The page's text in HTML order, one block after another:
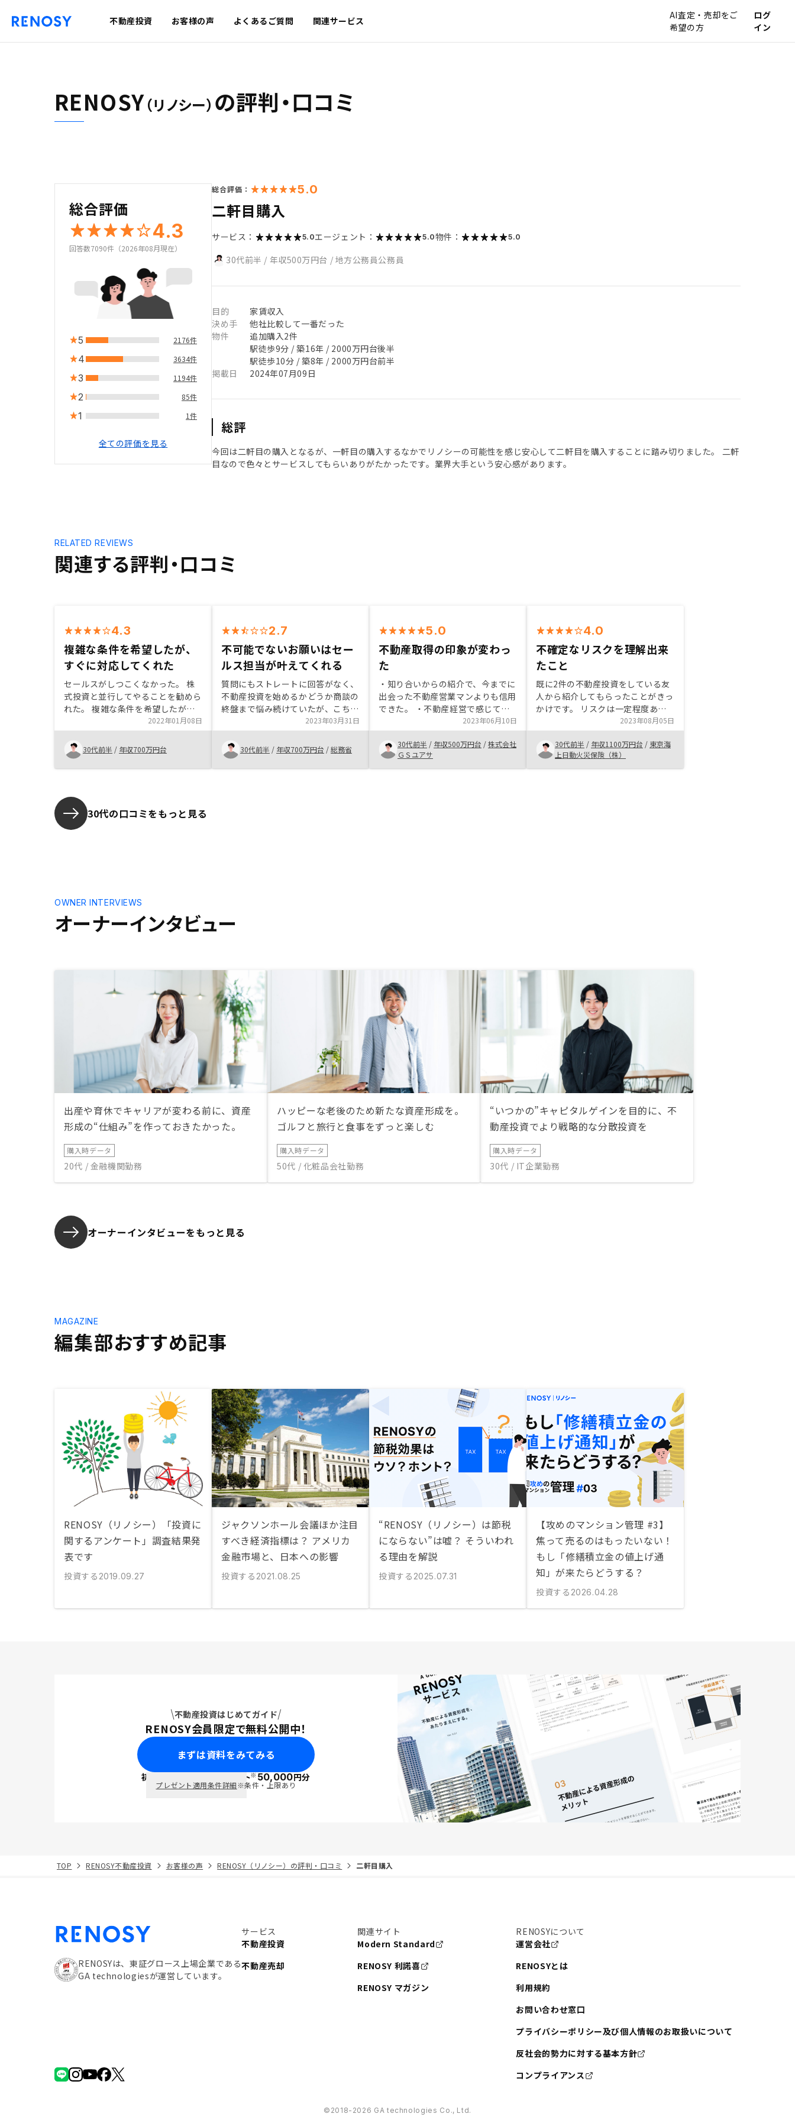
不動産投資 お客様の声 よくあるご質問 関連サービス
AI査定・売却をご
希望の方
ログ
イン
RENOSY（リノシー） の評判・口コミ
総合評価
4.3
回答数7090件（2026年08月現在）
5 2176件
4 3634件
3 1194件
2 85件
1 1件
全ての評価を見る
総合評価： 5.0
二軒目購入
サービス： 5.0エージェント： 5.0物件： 5.0
30代前半 / 年収500万円台 / 地方公務員公務員
目的
家賃収入
決め手
他社比較して一番だった
物件
追加購入2件
駅徒歩9分 / 築16年 / 2000万円台後半
駅徒歩10分 / 築8年 / 2000万円台前半
掲載日
2024年07月09日
総評
今回は二軒目の購入となるが、一軒目の購入するなかでリノシーの可能性を感じ安心して二軒目を購入することに踏み切りました。 二軒
目なので色々とサービスしてもらいありがたかったです。業界大手という安心感があります。
関連する評判・口コミ
RELATED REVIEWS
4.3
複雑な条件を希望したが、
すぐに対応してくれた
セールスがしつこくなかった。 株
式投資と並行してやることを勧めら
れた。 複雑な条件を希望したが、
そちらに合う物件を見つけてくださ
り紹介していただいた。 駅徒歩1分
の非常に良い物件を紹介していただ
けた。Web面談(複数回)でセールス
のプライベートな自己紹介を何度も
しないので自分としては不必要に感
じた。
2022年01月08日
30代前半 / 年収700万円台
2.7
不可能でないお願いはセー
ルス担当が叶えてくれる
質問にもストレートに回答がなく、
不動産投資を始めるかどうか商談の
終盤まで悩み続けていたが、こちら
が提示したいくつかあった難しい要
求について全て対応していただけた
ことと、最終最後に実質的に大幅な
値引きをしていただけたので安心し
て始めることができたと思う。ファ
2023年03月31日
30代前半 / 年収700万円台 /総務省
5.0
不動産取得の印象が変わっ
た
・知り合いからの紹介で、今までに
出会った不動産営業マンよりも信用
できた。 ・不動産経営で感じてい
た不安や疑問に対して丁寧に説明し
てくれて解消された。 ・プランの
種類が豊富で、ネオインカムプラン
など突発的な支出を抑えられるな
ど、大きな支出が出ないようにシス
2023年06月10日
30代前半 / 年収500万円台 /株式会社
ＧＳユアサ
4.0
不確定なリスクを理解出来
たこと
既に2件の不動産投資をしている友
人から紹介してもらったことがきっ
かけです。 リスクは一定程度ある
ものの、信用を活用出来るうちに有
効活用したいとの思いがあり、購入
を決めました。 どのようなリスク
が想定されるかを正しく理解した上
で、それらの不確定要素が（将来の
2023年08月05日
30代前半 / 年収1100万円台 / 東京海
上日動火災保険（株）
30代の口コミをもっと見る
オーナーインタビュー
OWNER INTERVIEWS
出産や育休でキャリアが変わる前に、資産
形成の“仕組み”を作っておきたかった。
購入時データ
20代 / 金融機関勤務
ハッピーな老後のため新たな資産形成を。
ゴルフと旅行と食事をずっと楽しむ
購入時データ
50代 / 化粧品会社勤務
“いつかの”キャピタルゲインを目的に、不
動産投資でより戦略的な分散投資を
購入時データ
30代 / IT企業勤務
オーナーインタビューをもっと見る
編集部おすすめ記事
MAGAZINE
RENOSY（リノシー）「投資に
関するアンケート」調査結果発
表です
投資する 2019.09.27
ジャクソンホール会議ほか注目
すべき経済指標は？ アメリカ
金融市場と、日本への影響
投資する 2021.08.25
“RENOSY（リノシー）は節税
にならない”は嘘？ そういわれ
る理由を解説
投資する 2025.07.31
【攻めのマンション管理 #3】
焦って売るのはもったいない！
もし「修繕積立金の値上げ通
知」が来たらどうする？
投資する 2026.04.28
不動産投資はじめてガイド
RENOSY会員限定で無料公開中！
まずは資料をみてみる
初回面談で ポイント※50,000円分
プレゼント適用条件詳細※条件・上限あり
TOP RENOSY不動産投資 お客様の声 RENOSY（リノシー）の評判・口コミ 二軒目購入
RENOSYは、東証グロース上場企業である
GA technologiesが運営しています。
サービス
不動産投資
不動産売却
関連サイト
Modern Standard
RENOSY 利諾喜
RENOSY マガジン
RENOSYについて
運営会社
RENOSYとは
利用規約
お問い合わせ窓口
プライバシーポリシー及び個人情報のお取扱いについて
反社会的勢力に対する基本方針
コンプライアンス
©︎2018-2026 GA technologies Co., Ltd.